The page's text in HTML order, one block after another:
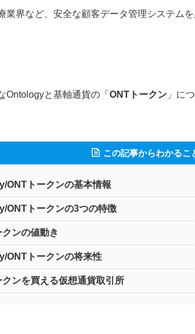
業界など、安全な顧客データ管理システム
Ontologyと基軸通貨の「 ONTトークン 」に
この記事からわかるこ
ONTトークンの基本情報
ONTトークンの3つの特徴
クンの値動き
ONTトークンの将来性
クンを買える仮想通貨取引所